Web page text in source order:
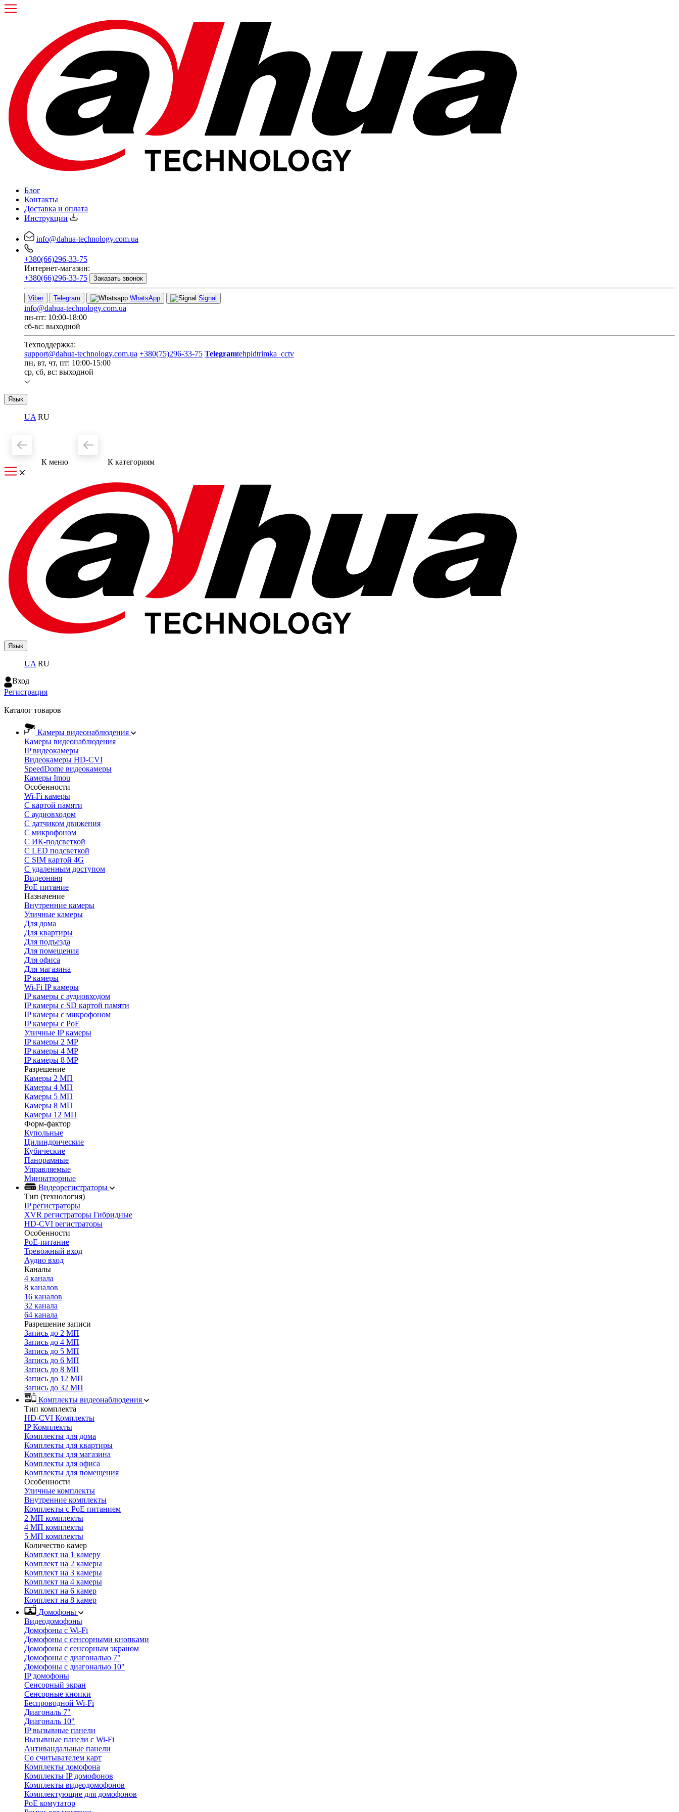
Блог
Контакты
Доставка и оплата
Инструкции
info@dahua-technology.com.ua
+380(66)296-33-75
Интернет-магазин:
+380(66)296-33-75
Заказать звонок
Viber Telegram WhatsApp Signal
info@dahua-technology.com.ua
пн-пт: 10:00-18:00
сб-вс: выходной
Техподдержка:
support@dahua-technology.com.ua +380(75)296-33-75 Telegramtehpidtrimka_cctv
пн, вт, чт, пт: 10:00-15:00
ср, сб, вс: выходной
Язык
UA RU
К меню К категориям
Язык
UA RU
Вход
Регистрация
Каталог товаров
Камеры видеонаблюдения
Камеры видеонаблюдения
IP видеокамеры
Видеокамеры HD-CVI
SpeedDome видеокамеры
Камеры Imou
Особенности
Wi-Fi камеры
С картой памяти
С аудиовходом
С датчиком движения
С микрофоном
С ИК-подсветкой
С LED подсветкой
C SIM картой 4G
C удаленным доступом
Видеоняня
PoE питание
Назначение
Внутренние камеры
Уличные камеры
Для дома
Для квартиры
Для подъезда
Для помещения
Для офиса
Для магазина
IP камеры
Wi-Fi IP камеры
IP камеры с аудиовходом
IP камеры с SD картой памяти
IP камеры с микрофоном
IP камеры с PoE
Уличные IP камеры
IP камеры 2 MP
IP камеры 4 MP
IP камеры 8 MP
Разрешение
Камеры 2 МП
Камеры 4 МП
Камеры 5 МП
Камеры 8 МП
Камеры 12 МП
Форм-фактор
Купольные
Цилиндрические
Кубические
Панорамные
Управляемые
Миниатюрные
Видеорегистраторы
Тип (технология)
IP регистраторы
XVR регистраторы Гибридные
HD-CVI регистраторы
Особенности
PoE-питание
Тревожный вход
Аудио вход
Каналы
4 канала
8 каналов
16 каналов
32 канала
64 канала
Разрешение записи
Запись до 2 МП
Запись до 4 МП
Запись до 5 МП
Запись до 6 МП
Запись до 8 МП
Запись до 12 МП
Запись до 32 МП
Комплекты видеонаблюдения
Тип комплекта
HD-CVI Комплекты
IP Комплекты
Комплекты для дома
Комплекты для квартиры
Комплекты для магазина
Комплекты для офиса
Комплекты для помещения
Особенности
Уличные комплекты
Внутренние комплекты
Комплекты с PoE питанием
2 МП комплекты
4 МП комплекты
5 МП комплекты
Количество камер
Комплект на 1 камеру
Комплект на 2 камеры
Комплект на 3 камеры
Комплект на 4 камеры
Комплект на 6 камер
Комплект на 8 камер
Домофоны
Видеодомофоны
Домофоны с Wi-Fi
Домофоны с сенсорными кнопками
Домофоны с сенсорным экраном
Домофоны с диагональю 7"
Домофоны с диагональю 10"
IP домофоны
Сенсорный экран
Сенсорные кнопки
Беспроводной Wi-Fi
Диагональ 7"
Диагональ 10"
IP вызывные панели
Вызывные панели с Wi-Fi
Антивандальные панели
Со считывателем карт
Комплекты домофона
Комплекты IP домофонов
Комплекты видеодомофонов
Комплектующие для домофонов
PoE комутатор